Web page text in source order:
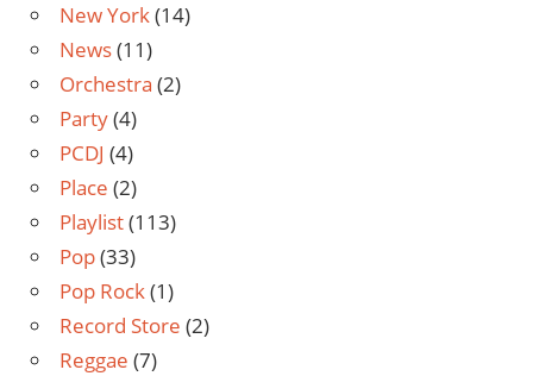
New York(14)
News(11)
Orchestra (2)
Party(4)
PCDJ (4)
Place (2)
Playlist(113)
Pop(33)
Pop Rock(1)
Record Store (2)
Reggae (7)